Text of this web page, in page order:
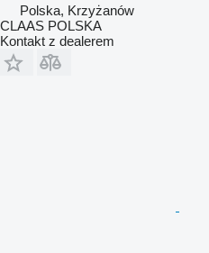
Polska, Krzyżanów
CLAAS POLSKA
Kontakt z dealerem